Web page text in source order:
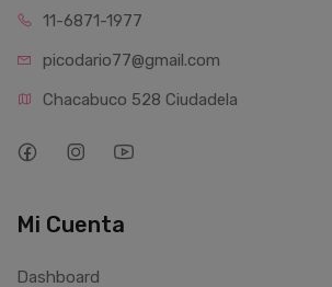
11-6871-1977
picodario77@gmail.com
Chacabuco 528 Ciudadela
Mi Cuenta
Dashboard